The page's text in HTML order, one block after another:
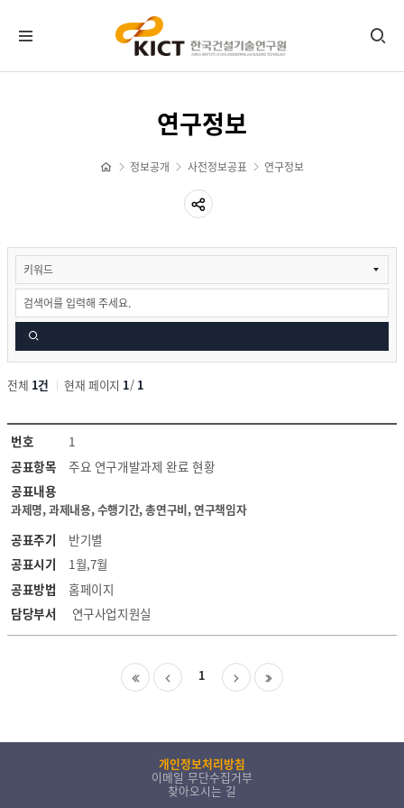
사전정보공표
연구정보
건설품질·인/지정
국제기술협력
공공데이터개방
출연연 경영공시
기부금 운용현황
연구정보
정보공개 사전정보공표 연구정보
색
전체 1건 현재 페이지 1/ 1
연
구
정
보
현
목
록
번호
1
공표항목
주요 연구개발과제 완료 현황
공표내용
과제명, 과제내용, 수행기간, 총연구비, 연구책임자
공표주기
반기별
공표시기
1월,7월
공표방법
홈페이지
담당부서
연구사업지원실
1
개인정보처리방침
이메일 무단수집거부
찾아오시는 길